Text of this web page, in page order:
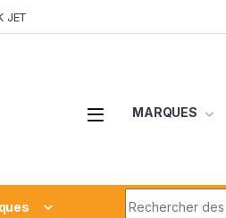
JET
MARQUES